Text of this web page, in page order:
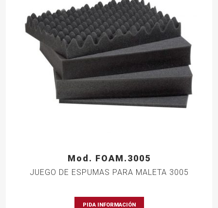
Mod. FOAM.3005
JUEGO DE ESPUMAS PARA MALETA 3005
PIDA INFORMACIÓN